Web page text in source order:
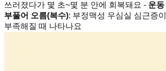
쓰러졌다가 몇 초~몇 분 안에 회복돼요 - 운
부풀어 오름(복수): 부정맥성 우심실 심근증
부족해질 때 나타나요